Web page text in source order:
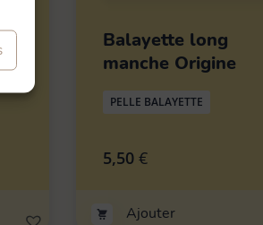
Balayette long
manche Origine
PELLE BALAYETTE
5,50€
Ajouter